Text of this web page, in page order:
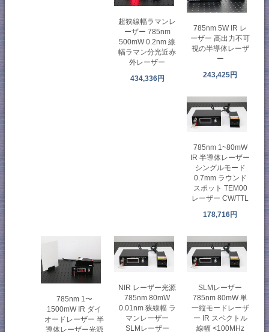
超狭線幅ラマンレ
ーザー 785nm
500mW 0.2nm 線
幅ラマン分光近赤
外レーザー
434,336円
785nm 5W IR レ
ーザー 高出力不可
視の半導体レーザ
ー
243,425円
785nm 1~80mW
IR 半導体レーザー
シングルモード
0.7mm ラウンド
スポット TEM00
レーザー CW/TTL
178,716円
785nm 1〜
1500mW IR ダイ
オードレーザー 半
導体レーザー光源
NIR レーザー光源
785nm 80mW
0.01nm 狭線幅 ラ
マンレーザー
SLMレーザー
SLMレーザー
785nm 80mW 単
一縦モードレーザ
ー IR スペクトル
線幅 <100MHz